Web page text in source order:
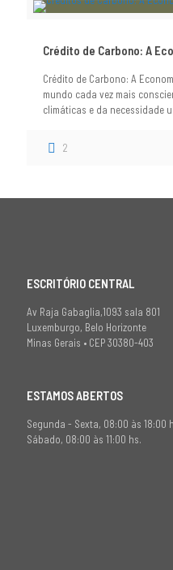
Crédito de Carbono: A
Crédito de Carbono: A
mundo cada vez mais
climáticas e da necessidade
2
ESCRITÓRIO CENTRAL
Av Raja Gabaglia,1093 sala 801
Luxemburgo, Belo Horizonte
Minas Gerais • CEP 30380-403
ESTAMOS ABERTOS
Segunda - Sexta, 08:00 às 18:00
Sábado, 08:00 às 11:00 hs.